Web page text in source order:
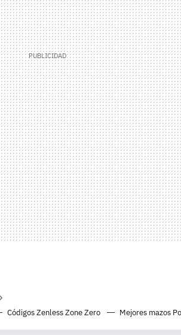
Códigos Zenless Zone Zero Mejores mazos